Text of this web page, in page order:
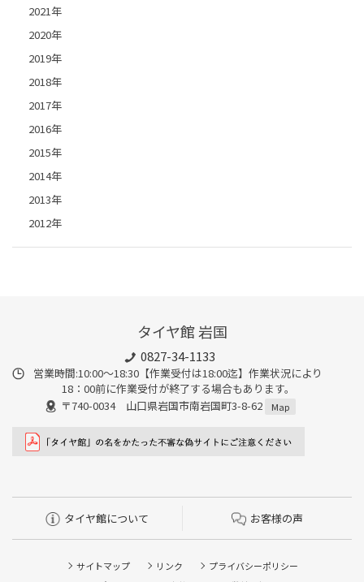
2021年
2020年
2019年
2018年
2017年
2016年
2015年
2014年
2013年
2012年
タイヤ館 岩国
0827-34-1133
営業時間:10:00〜18:30【作業受付は18:00迄】作業状況により
18：00前に作業受付が終了する場合もあります。
〒740-0034 山口県岩国市南岩国町3-8-62
Map
タイヤ館について お客様の声
サイトマップ リンク
プライバシーポリシー